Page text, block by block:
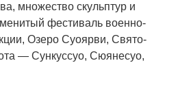
множество скульптур и
фестиваль военно-
Озеро Суоярви, Свято-
— Сункуссуо, Сюянесуо,